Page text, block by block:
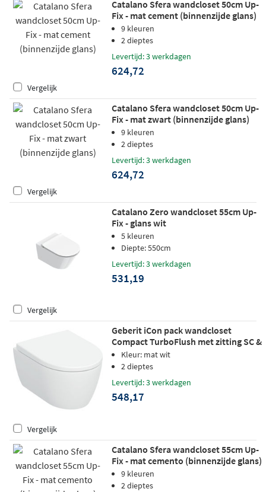
Catalano Sfera wandcloset 50cm Up-
Fix - mat cement (binnenzijde glans)
9 kleuren
2 dieptes
Levertijd: 3 werkdagen
624,72
Vergelijk
Catalano Sfera wandcloset 50cm Up-
Fix - mat zwart (binnenzijde glans)
9 kleuren
2 dieptes
Levertijd: 3 werkdagen
624,72
Vergelijk
Catalano Zero wandcloset 55cm Up-
Fix - glans wit
5 kleuren
Diepte: 550cm
Levertijd: 3 werkdagen
531,19
Vergelijk
Geberit iCon pack wandcloset
Compact TurboFlush met zitting SC &
QR - mat wit
Kleur: mat wit
2 dieptes
Levertijd: 3 werkdagen
548,17
Vergelijk
Catalano Sfera wandcloset 55cm Up-
Fix - mat cemento (binnenzijde glans)
9 kleuren
2 dieptes